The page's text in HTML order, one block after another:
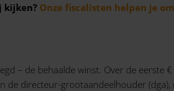
kijken? Onze fiscalisten helpen je
– de behaalde winst. Over de
de directeur-grootaandeelhouder